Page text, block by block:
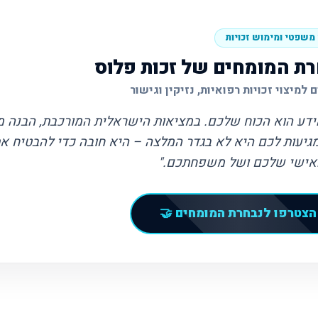
משפטי ומימוש זכויות
המומחים של זכות פלוס
למיצוי זכויות רפואיות, נזיקין וגישור
הוא הכוח שלכם. במציאות הישראלית המורכבת, הבנה
לכם היא לא בגדר המלצה – היא חובה כדי להבטיח
שלכם ושל משפחתכם."
הצטרפו לנבחרת המומחים 🤝